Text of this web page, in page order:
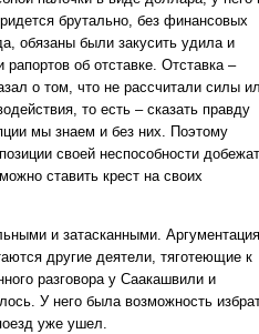
брутально, без финансовых
обязаны были закусить удила и
об отставке. Отставка –
о том, что не рассчитали силы
то есть – сказать правду
мы знаем и без них. Поэтому
своей неспособности
ставить крест на своих
и затасканными. Аргументация
другие деятели, тяготеющие к
разговора у Саакашвили и
У него была возможность
уже ушел.